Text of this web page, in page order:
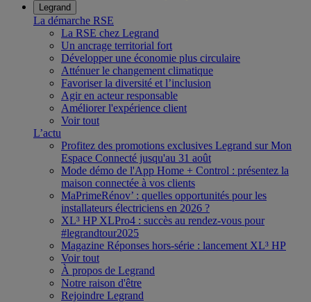
Legrand
La démarche RSE
La RSE chez Legrand
Un ancrage territorial fort
Développer une économie plus circulaire
Atténuer le changement climatique
Favoriser la diversité et l’inclusion
Agir en acteur responsable
Améliorer l'expérience client
Voir tout
L’actu
Profitez des promotions exclusives Legrand sur Mon
Espace Connecté jusqu'au 31 août
Mode démo de l'App Home + Control : présentez la
maison connectée à vos clients
MaPrimeRénov’ : quelles opportunités pour les
installateurs électriciens en 2026 ?
XL³ HP XLPro4 : succès au rendez-vous pour
#legrandtour2025
Magazine Réponses hors-série : lancement XL³ HP
Voir tout
À propos de Legrand
Notre raison d'être
Rejoindre Legrand